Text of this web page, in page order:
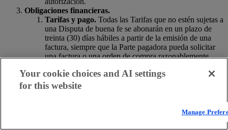
Obligaciones financieras.
Tarifas y pago. Todas las Tarifas que no estén sujetas a
una Disputa de buena fe se abonarán en un plazo de
treinta (30) días hábiles a partir de la emisión de una
factura, siempre que la Parte pagadora pueda solicitar
una factura o una orden de compra razonablemente
Tasas de terceros. Akamai Cloud (anteriormente
Linode) no será responsable de ninguna comisión
Linode) de una factura del Proveedor. Las liquidaciones
Your cookie choices and AI settings
for this website
Manage